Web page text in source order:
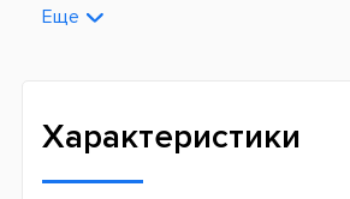
Новая почта -
поставщиков
Еще
Характеристики